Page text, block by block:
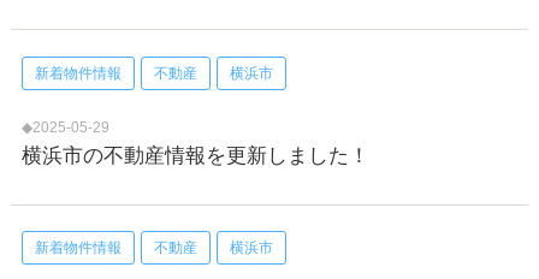
新着物件情報 不動産 横浜市
◆2025-05-29
横浜市の不動産情報を更新しました！
新着物件情報 不動産 横浜市